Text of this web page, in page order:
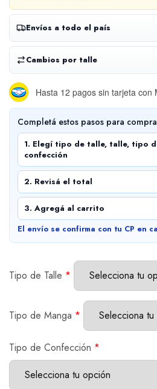
Envíos a todo el país
Cambios por talle
Hasta 12 pagos sin tarjeta con
Completá estos pasos para
1. Elegí tipo de talle, talle, tipo
confección
2. Revisá el total
3. Agregá al carrito
El envío se confirma con tu CP en
Tipo de Talle *
Tipo de Manga *
Tipo de Confección *